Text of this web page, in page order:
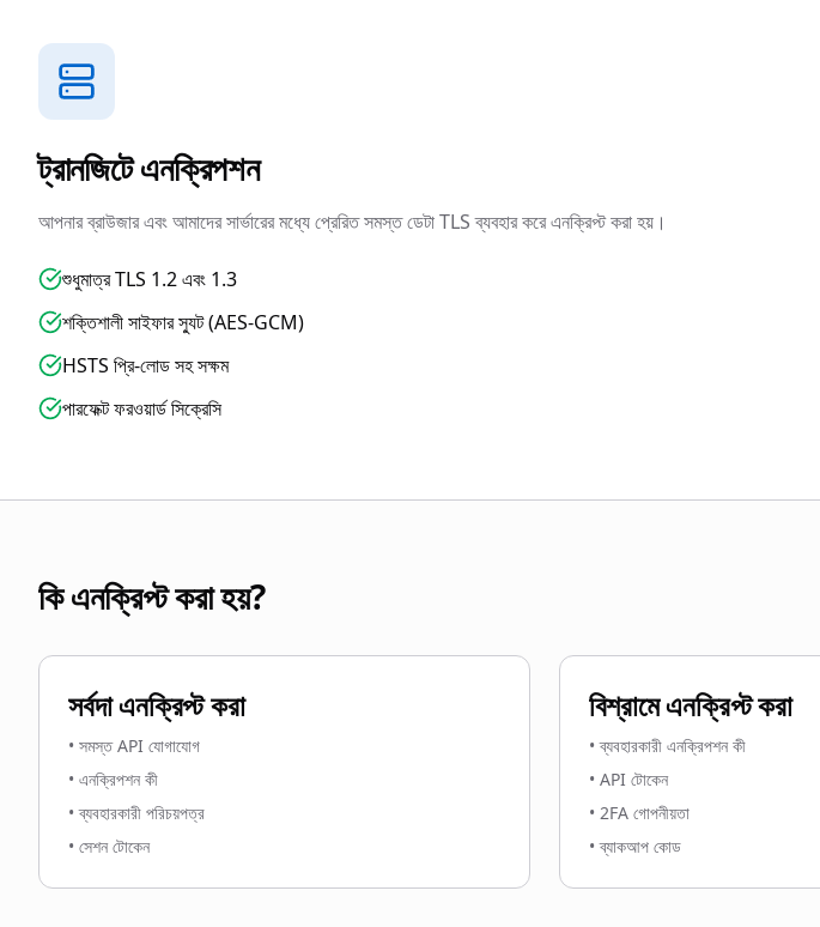
ট্রানজিটে এনক্রিপশন
আপনার ব্রাউজার এবং আমাদের সার্ভারের মধ্যে প্রেরিত সমস্ত ডেটা TLS ব্যবহার করে এনক্রিপ্ট করা হয়।
শুধুমাত্র TLS 1.2 এবং 1.3
শক্তিশালী সাইফার স্যুট (AES-GCM)
HSTS প্রি-লোড সহ সক্ষম
পারফেক্ট ফরওয়ার্ড সিক্রেসি
কি এনক্রিপ্ট করা হয়?
সর্বদা এনক্রিপ্ট করা
• সমস্ত API যোগাযোগ
• এনক্রিপশন কী
•ব্যবহারকারী পরিচয়পত্র
• সেশন টোকেন
বিশ্রামে এনক্রিপ্ট করা
•ব্যবহারকারী এনক্রিপশন কী
• API টোকেন
• 2FA গোপনীয়তা
•ব্যাকআপ কোড